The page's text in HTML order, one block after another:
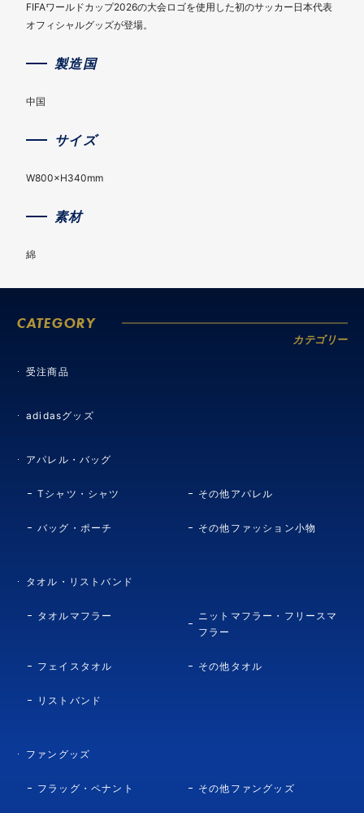
FIFAワールドカップ2026の大会ロゴを使用した初のサッカー日本代表
オフィシャルグッズが登場。
製造国
中国
サイズ
W800×H340mm
素材
綿
CATEGORY
カテゴリー
受注商品
adidasグッズ
アパレル・バッグ
Tシャツ・シャツ その他アパレル
バッグ・ポーチ その他ファッション小物
タオル・リストバンド
タオルマフラー
ニットマフラー・フリースマ
フラー
フェイスタオル その他タオル
リストバンド
ファングッズ
フラッグ・ペナント その他ファングッズ